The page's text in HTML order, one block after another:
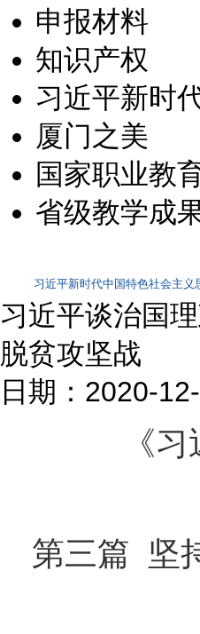
申报材料
知识产权
习近平新时
厦门之美
国家职业教
省级教学成
习近平新时代中国特色社会主义
习近平谈治国
脱贫攻坚战
日期：2020-
《
第三篇 坚